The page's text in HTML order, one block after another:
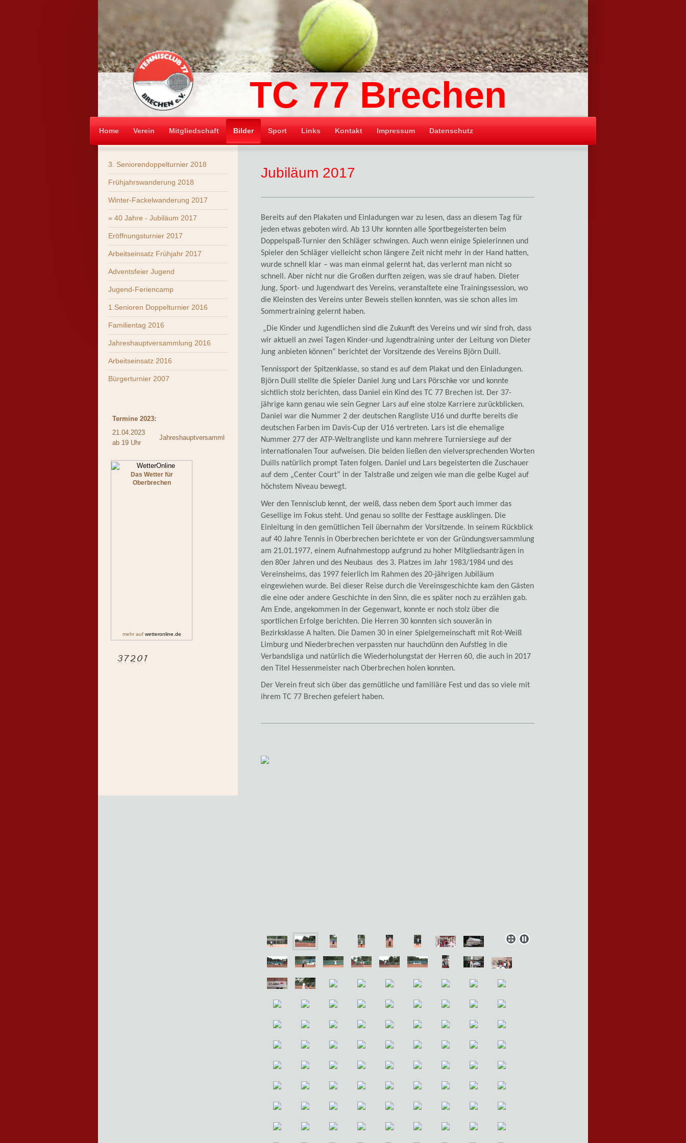
TC 77 Brechen
Home Verein Mitgliedschaft Bilder Sport Links Kontakt Impressum Datenschutz
Jubiläum 2017
Bereits auf den Plakaten und Einladungen war zu lesen, dass an diesem Tag für
jeden etwas geboten wird. Ab 13 Uhr konnten alle Sportbegeisterten beim
Doppelspaß-Turnier den Schläger schwingen. Auch wenn einige Spielerinnen und
Spieler den Schläger vielleicht schon längere Zeit nicht mehr in der Hand hatten,
wurde schnell klar – was man einmal gelernt hat, das verlernt man nicht so
schnell. Aber nicht nur die Großen durften zeigen, was sie drauf haben. Dieter
Jung, Sport- und Jugendwart des Vereins, veranstaltete eine Trainingssession, wo
die Kleinsten des Vereins unter Beweis stellen konnten, was sie schon alles im
Sommertraining gelernt haben.
„Die Kinder und Jugendlichen sind die Zukunft des Vereins und wir sind froh, dass
wir aktuell an zwei Tagen Kinder-und Jugendtraining unter der Leitung von Dieter
Jung anbieten können“ berichtet der Vorsitzende des Vereins Björn Duill.
Tennissport der Spitzenklasse, so stand es auf dem Plakat und den Einladungen.
Björn Duill stellte die Spieler Daniel Jung und Lars Pörschke vor und konnte
sichtlich stolz berichten, dass Daniel ein Kind des TC 77 Brechen ist. Der 37-
jährige kann genau wie sein Gegner Lars auf eine stolze Karriere zurückblicken.
Daniel war die Nummer 2 der deutschen Rangliste U16 und durfte bereits die
deutschen Farben im Davis-Cup der U16 vertreten. Lars ist die ehemalige
Nummer 277 der ATP-Weltrangliste und kann mehrere Turniersiege auf der
internationalen Tour aufweisen. Die beiden ließen den vielversprechenden Worten
Duills natürlich prompt Taten folgen. Daniel und Lars begeisterten die Zuschauer
auf dem „Center Court“ in der Talstraße und zeigen wie man die gelbe Kugel auf
höchstem Niveau bewegt.
Wer den Tennisclub kennt, der weiß, dass neben dem Sport auch immer das
Gesellige im Fokus steht. Und genau so sollte der Festtage ausklingen. Die
Einleitung in den gemütlichen Teil übernahm der Vorsitzende. In seinem Rückblick
auf 40 Jahre Tennis in Oberbrechen berichtete er von der Gründungsversammlung
am 21.01.1977, einem Aufnahmestopp aufgrund zu hoher Mitgliedsanträgen in
den 80er Jahren und des Neubaus des 3. Platzes im Jahr 1983/1984 und des
Vereinsheims, das 1997 feierlich im Rahmen des 20-jährigen Jubiläum
eingewiehen wurde. Bei dieser Reise durch die Vereinsgeschichte kam den Gästen
die eine oder andere Geschichte in den Sinn, die es später noch zu erzählen gab.
Am Ende, angekommen in der Gegenwart, konnte er noch stolz über die
sportlichen Erfolge berichten. Die Herren 30 konnten sich souverän in
Bezirksklasse A halten. Die Damen 30 in einer Spielgemeinschaft mit Rot-Weiß
Limburg und Niederbrechen verpassten nur hauchdünn den Aufstieg in die
Verbandsliga und natürlich die Wiederholungstat der Herren 60, die auch in 2017
den Titel Hessenmeister nach Oberbrechen holen konnten.
Der Verein freut sich über das gemütliche und familiäre Fest und das so viele mit
ihrem TC 77 Brechen gefeiert haben.
3. Seniorendoppelturnier 2018
Frühjahrswanderung 2018
Winter-Fackelwanderung 2017
40 Jahre - Jubiläum 2017
Eröffnungsturnier 2017
Arbeitseinsatz Frühjahr 2017
Adventsfeier Jugend
Jugend-Feriencamp
1.Senioren Doppelturnier 2016
Familientag 2016
Jahreshauptversammlung 2016
Arbeitseinsatz 2016
Bürgerturnier 2007
Termine 2023:
21.04.2023
ab 19 Uhr
Jahreshauptversammlung
Das Wetter für
Oberbrechen
mehr auf wetteronline.de